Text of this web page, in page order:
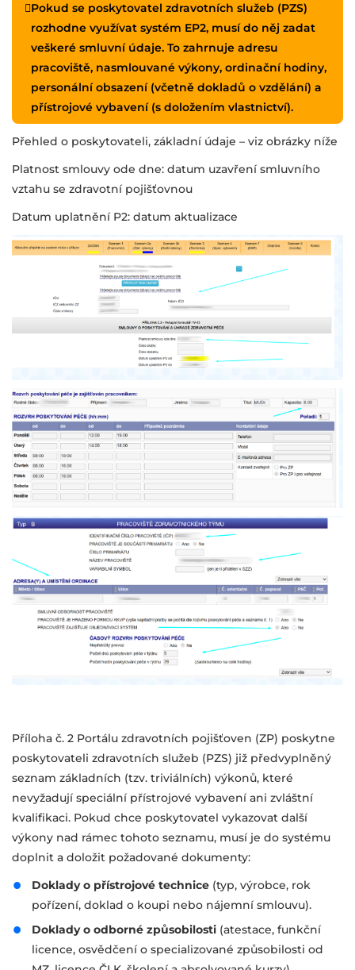
Pokud se poskytovatel zdravotních služeb (PZS)
rozhodne využívat systém EP2, musí do něj zadat
veškeré smluvní údaje. To zahrnuje adresu
pracoviště, nasmlouvané výkony, ordinační hodiny,
personální obsazení (včetně dokladů o vzdělání) a
přístrojové vybavení (s doložením vlastnictví).
Přehled o poskytovateli, základní údaje – viz obrázky níže
Platnost smlouvy ode dne: datum uzavření smluvního
vztahu se zdravotní pojišťovnou
Datum uplatnění P2: datum aktualizace
Příloha č. 2 Portálu zdravotních pojišťoven (ZP) poskytne
poskytovateli zdravotních služeb (PZS) již předvyplněný
seznam základních (tzv. triviálních) výkonů, které
nevyžadují speciální přístrojové vybavení ani zvláštní
kvalifikaci. Pokud chce poskytovatel vykazovat další
výkony nad rámec tohoto seznamu, musí je do systému
doplnit a doložit požadované dokumenty:
Doklady o přístrojové technice (typ, výrobce, rok
pořízení, doklad o koupi nebo nájemní smlouvu).
Doklady o odborné způsobilosti (atestace, funkční
licence, osvědčení o specializované způsobilosti od